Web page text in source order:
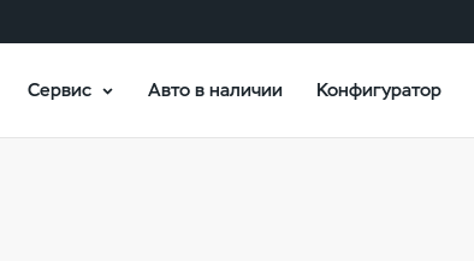
Сервис Авто в наличии Конфигуратор